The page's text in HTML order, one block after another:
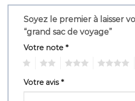
Soyez le premier à laisser
“grand sac de voyage”
Votre note *
Votre avis*